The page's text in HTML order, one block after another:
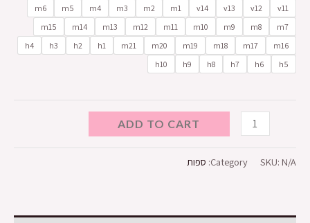
v11
v12
v13
v14
m1
m2
m3
m4
m5
m6
m7
m8
m9
m10
m11
m12
m13
m14
m15
m16
m17
m18
m19
m20
m21
h1
h2
h3
h4
h5
h6
h7
h8
h9
h10
ADD TO CART
SKU: N/A
Category: ספות